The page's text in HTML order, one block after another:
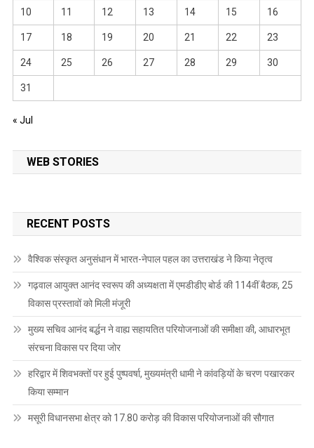
10 11 12 13 14 15 16
17 18 19 20 21 22 23
24 25 26 27 28 29 30
31
« Jul
WEB STORIES
RECENT POSTS
वैश्विक संस्कृत अनुसंधान में भारत-नेपाल पहल का उत्तराखंड ने किया नेतृत्व
गढ़वाल आयुक्त आनंद स्वरूप की अध्यक्षता में एमडीडीए बोर्ड की 114वीं बैठक, 25
विकास प्रस्तावों को मिली मंजूरी
मुख्य सचिव आनंद बर्द्धन ने वाह्य सहायतित परियोजनाओं की समीक्षा की, आधारभूत
संरचना विकास पर दिया जोर
हरिद्वार में शिवभक्तों पर हुई पुष्पवर्षा, मुख्यमंत्री धामी ने कांवड़ियों के चरण पखारकर
किया सम्मान
मसूरी विधानसभा क्षेत्र को 17.80 करोड़ की विकास परियोजनाओं की सौगात